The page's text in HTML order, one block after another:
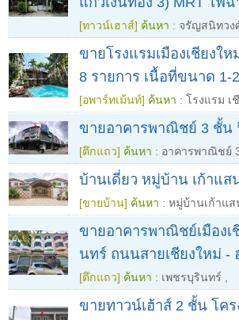
[ทาวน์เฮาส์] ค้นหา : จรัญสนิทวง
ขายโรงแรมเมืองเชียงใ
8 รายการ เนื้อที่ขนาด 1-
[อพาร์ทเม้นท์] ค้นหา : โรงแรม เ
ขายอาคารพาณิชย์ 3 ชั้น
[ตึกแถว] ค้นหา : อาคารพาณิชย์
บ้านเดี่ยว หมู่บ้าน เก้าแ
[ขายบ้าน] ค้นหา : หมู่บ้านเก้าแส
ขายอาคารพาณิชย์เมืองเ
นทร์ ถนนสายเชียงใหม่ -
[ตึกแถว] ค้นหา : เพชรบุรินทร์
ขายทาวน์เฮ้าส์ 2 ชั้น โค